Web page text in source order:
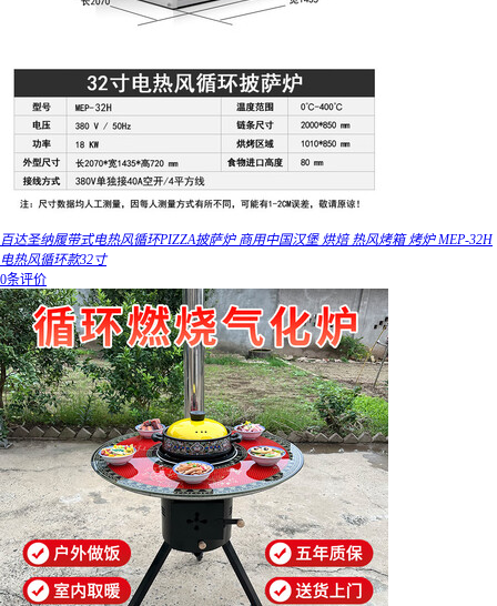
百达圣纳履带式电热风循环PIZZA披萨炉 商用中国汉堡 烘焙 热风烤箱 烤炉 MEP-32H
电热风循环款32寸
0条评价